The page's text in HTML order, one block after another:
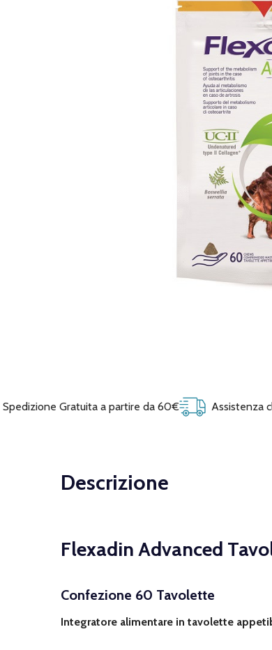
Spedizione Gratuita a partire da 60€ Assistenza
Descrizione
Flexadin Advanced
Confezione 60 Tavolette
Integratore alimentare in tavolette